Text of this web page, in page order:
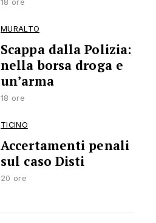
18 ore
MURALTO
Scappa dalla Polizia:
nella borsa droga e
un’arma
18 ore
TICINO
Accertamenti penali
sul caso Disti
20 ore